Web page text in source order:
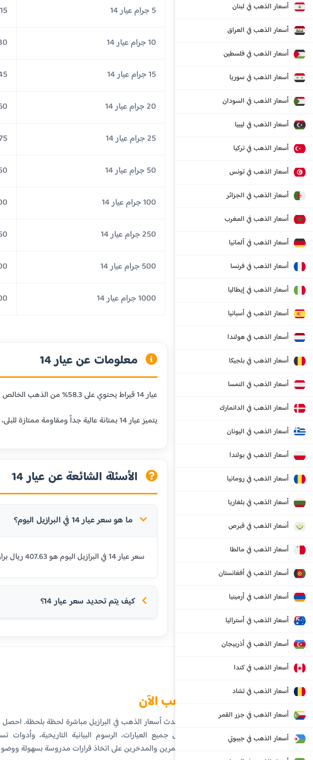
أسعار الذهب في لبنان
أسعار الذهب في العراق
أسعار الذهب في فلسطين
أسعار الذهب في سوريا
أسعار الذهب في السودان
أسعار الذهب في ليبيا
أسعار الذهب في تركيا
أسعار الذهب في تونس
أسعار الذهب في الجزائر
أسعار الذهب في المغرب
أسعار الذهب في ألمانيا
أسعار الذهب في فرنسا
أسعار الذهب في إيطاليا
أسعار الذهب في أسبانيا
أسعار الذهب في هولندا
أسعار الذهب في بلجيكا
أسعار الذهب في النمسا
أسعار الذهب في الدانمارك
أسعار الذهب في اليونان
أسعار الذهب في بولندا
أسعار الذهب في رومانيا
أسعار الذهب في بلغاريا
أسعار الذهب في قبرص
أسعار الذهب في مالطا
أسعار الذهب في أفغانستان
أسعار الذهب في أرمينيا
أسعار الذهب في أستراليا
أسعار الذهب في أذربيجان
أسعار الذهب في كندا
أسعار الذهب في تشاد
أسعار الذهب في جزر القمر
أسعار الذهب في جيبوتي
5 جرام عيار 14
10 جرام عيار 14
15 جرام عيار 14
20 جرام عيار 14
25 جرام عيار 14
50 جرام عيار 14
100 جرام عيار 14
250 جرام عيار 14
500 جرام عيار 14
1000 جرام عيار 14
معلومات عن عيار 14
عيار 14 قيراط يحتوي على 58.3% من الذهب الخالص و41.7% من المعادن الأخرى. هذا العيار شائع في الولايات المتحدة وأوروبا، ويستخدم في المجوهرات اليومية.
يتميز عيار 14 بمتانة عالية جداً ومقاومة ممتازة للبلى، مما يجعله مناسباً للمجوهرات التي يتم ارتداؤها بشكل متكرر.
الأسئلة الشائعة عن عيار 14
ما هو سعر عيار 14 في البرازيل اليوم؟
سعر عيار 14 في البرازيل اليوم هو 407.63 ريال برازيلي. يتم تحديث الأسعار بشكل يومي بناءً على أسعار السوق العالمية.
كيف يتم تحديد سعر عيار 14؟
الذهب الآن
تابع أحدث أسعار الذهب في البرازيل مباشرة لحظة بلحظة.
تفاصيل جميع العيارات، الرسوم البيانية التاريخية، وأدوات
المستثمرين والمدخرين على اتخاذ قرارات مدروسة بسهولة